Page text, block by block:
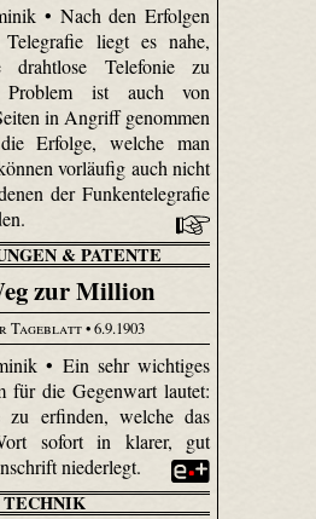
• Nach den Erfolgen
liegt es nahe,
Telefonie zu
Problem ist auch von
in Angriff genommen
Erfolge, welche man
vorläufig auch nicht
der Funkentelegrafie
& PATENTE
zur Million
Tageblatt• 6.9.1903
• Ein sehr wichtiges
für die Gegenwart lautet:
zu erfinden, welche das
sofort in klarer, gut
niederlegt.
TECHNIK